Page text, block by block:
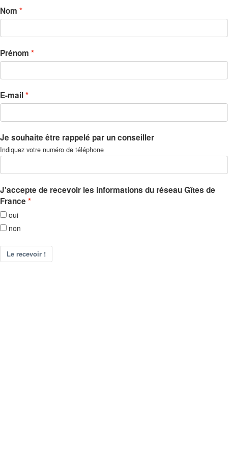
Nom
Prénom
E-mail
Je souhaite être rappelé par un conseiller
Indiquez votre numéro de téléphone
J'accepte de recevoir les informations du réseau Gîtes de
France
oui
non
Le recevoir !